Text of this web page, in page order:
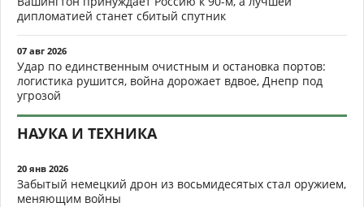
дипломатией станет сбитый спутник
07 авг 2026
Удар по единственным очистным и остановка портов:
логистика рушится, война дорожает вдвое, Днепр под
угрозой
НАУКА И ТЕХНИКА
20 янв 2026
Забытый немецкий дрон из восьмидесятых стал оружием,
меняющим войны